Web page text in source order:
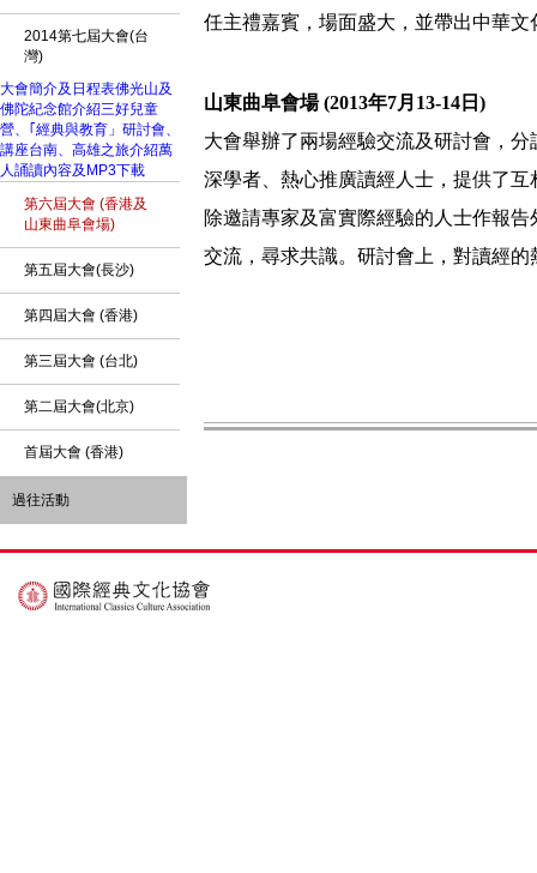
2014第七屆大會(台
灣)
大會簡介及日程表佛光山及
佛陀紀念館介紹三好兒童
營、｢經典與教育」研討會、
講座台南、高雄之旅介紹萬
人誦讀內容及MP3下載
第六屆大會 (香港及
山東曲阜會場)
第五屆大會(長沙)
第四屆大會 (香港)
第三屆大會 (台北)
第二屆大會(北京)
首屆大會 (香港)
過往活動
任主禮嘉賓，場面盛大，並帶出中華文
山東曲阜會場 (2013年7月13-14日)
大會舉辦了兩場經驗交流及研討會，
深學者、熱心推廣讀經人士，提供了互
除邀請專家及富實際經驗的人士作報
交流，尋求共識。研討會上，對讀經